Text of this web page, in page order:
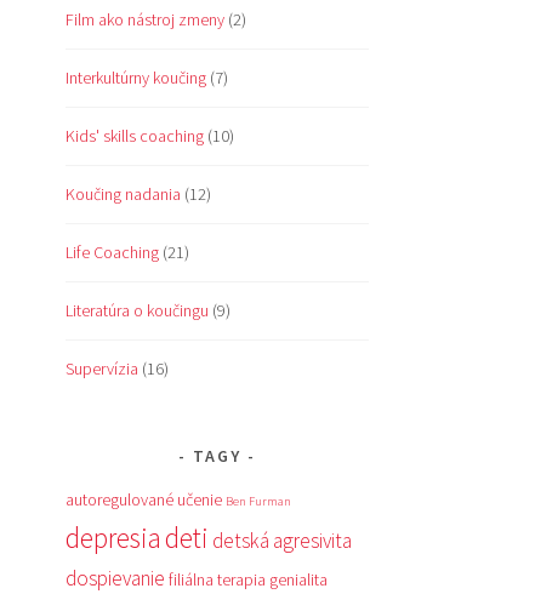
Film ako nástroj zmeny (2)
Interkultúrny koučing (7)
Kids' skills coaching (10)
Koučing nadania (12)
Life Coaching (21)
Literatúra o koučingu (9)
Supervízia (16)
TAGY
autoregulované učenie Ben Furman
depresiadeti detská agresivita
dospievanie filiálna terapia genialita